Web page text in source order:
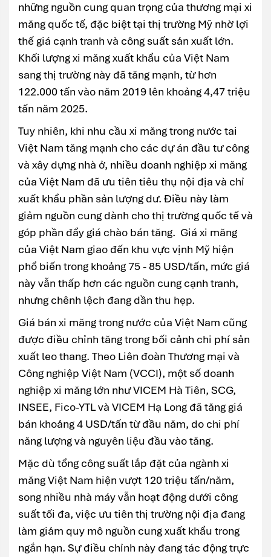
những nguồn cung quan trọng của thương mại xi
măng quốc tế, đặc biệt tại thị trường Mỹ nhờ lợi
thế giá cạnh tranh và công suất sản xuất lớn.
Khối lượng xi măng xuất khẩu của Việt Nam
sang thị trường này đã tăng mạnh, từ hơn
122.000 tấn vào năm 2019 lên khoảng 4,47 triệu
tấn năm 2025.
Tuy nhiên, khi nhu cầu xi măng trong nước tai
Việt Nam tăng mạnh cho các dự án đầu tư công
và xây dựng nhà ở, nhiều doanh nghiệp xi măng
của Việt Nam đã ưu tiên tiêu thụ nội địa và chỉ
xuất khẩu phần sản lượng dư. Điều này làm
giảm nguồn cung dành cho thị trường quốc tế và
góp phần đẩy giá chào bán tăng. Giá xi măng
của Việt Nam giao đến khu vực vịnh Mỹ hiện
phổ biến trong khoảng 75 - 85 USD/tấn, mức giá
này vẫn thấp hơn các nguồn cung cạnh tranh,
nhưng chênh lệch đang dần thu hẹp.
Giá bán xi măng trong nước của Việt Nam cũng
được điều chỉnh tăng trong bối cảnh chi phí sản
xuất leo thang. Theo Liên đoàn Thương mại và
Công nghiệp Việt Nam (VCCI), một số doanh
nghiệp xi măng lớn nhưVICEM Hà Tiên, SCG,
INSEE, Fico-YTLvà VICEM Hạ Long đã tăng giá
bán khoảng 4 USD/tấn từ đầu năm, do chi phí
năng lượng và nguyên liệu đầu vào tăng.
Mặc dù tổng công suất lắp đặt của ngành xi
măng Việt Nam hiện vượt 120 triệu tấn/năm,
song nhiều nhà máy vẫn hoạt động dưới công
suất tối đa, việc ưu tiên thị trường nội địa đang
làm giảm quy mô nguồn cung xuất khẩu trong
ngắn hạn. Sự điều chỉnh này đang tác động trực